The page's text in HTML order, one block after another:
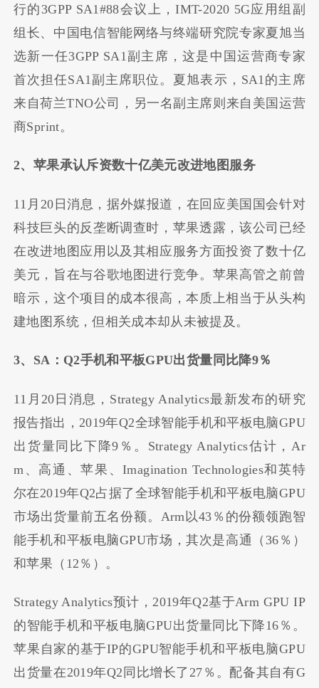
行的3GPP SA1#88会议上，IMT-2020 5G应用组副
组长、中国电信智能网络与终端研究院专家夏旭当
选新一任3GPP SA1副主席，这是中国运营商专家
首次担任SA1副主席职位。夏旭表示，SA1的主席
来自荷兰TNO公司，另一名副主席则来自美国运营
商Sprint。
2、苹果承认斥资数十亿美元改进地图服务
11月20日消息，据外媒报道，在回应美国国会针对
科技巨头的反垄断调查时，苹果透露，该公司已经
在改进地图应用以及其相应服务方面投资了数十亿
美元，旨在与谷歌地图进行竞争。苹果高管之前曾
暗示，这个项目的成本很高，本质上相当于从头构
建地图系统，但相关成本却从未被提及。
3、SA：Q2手机和平板GPU出货量同比降9％
11月20日消息，Strategy Analytics最新发布的研究
报告指出，2019年Q2全球智能手机和平板电脑GPU
出货量同比下降9％。Strategy Analytics估计，Ar
m、高通、苹果、Imagination Technologies和英特
尔在2019年Q2占据了全球智能手机和平板电脑GPU
市场出货量前五名份额。Arm以43％的份额领跑智
能手机和平板电脑GPU市场，其次是高通（36％）
和苹果（12％）。
Strategy Analytics预计，2019年Q2基于Arm GPU IP
的智能手机和平板电脑GPU出货量同比下降16％。
苹果自家的基于IP的GPU智能手机和平板电脑GPU
出货量在2019年Q2同比增长了27％。配备其自有G